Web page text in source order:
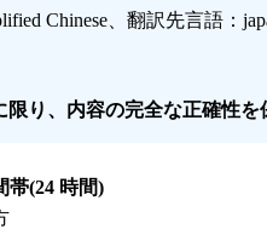
Chinese、翻訳先言語：
り、内容の完全な正確性を
帯(24 時間)